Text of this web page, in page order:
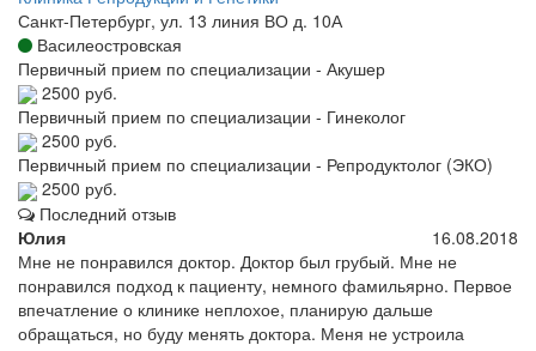
Санкт-Петербург, ул. 13 линия ВО д. 10А
Василеостровская
Первичный прием по специализации - Акушер
2500 руб.
Первичный прием по специализации - Гинеколог
2500 руб.
Первичный прием по специализации - Репродуктолог (ЭКО)
2500 руб.
Последний отзыв
Юлия
16.08.2018
Мне не понравился доктор. Доктор был грубый. Мне не
понравился подход к пациенту, немного фамильярно. Первое
впечатление о клинике неплохое, планирую дальше
обращаться, но буду менять доктора. Меня не устроила